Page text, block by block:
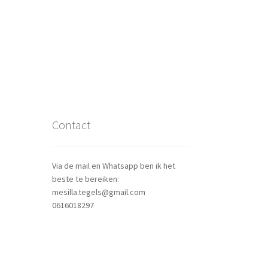
Contact
Via de mail en Whatsapp ben ik het
beste te bereiken:
mesilla.tegels@gmail.com
0616018297